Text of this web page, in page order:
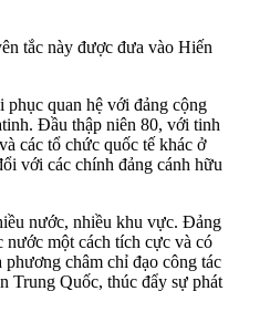
tắc này được đưa vào Hiến
quan hệ với đảng cộng
Đầu thập niên 80, với tinh
các tổ chức quốc tế khác ở
với các chính đảng cánh hữu
nước, nhiều khu vực. Đảng
nước một cách tích cực và có
châm chỉ đạo công tác
Trung Quốc, thúc đẩy sự phát